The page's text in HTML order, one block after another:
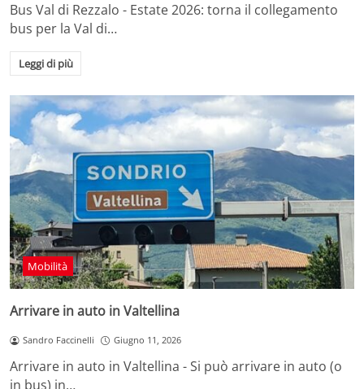
Bus Val di Rezzalo - Estate 2026: torna il collegamento
bus per la Val di…
Leggi di più
Mobilità
Arrivare in auto in Valtellina
Sandro Faccinelli Giugno 11, 2026
Arrivare in auto in Valtellina - Si può arrivare in auto (o
in bus) in…